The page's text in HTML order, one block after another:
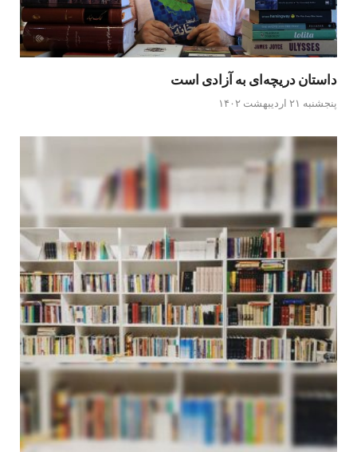
داستان دریچه‌ای به آزادی است
پنجشنبه ۲۱ اردیبهشت ۱۴۰۲